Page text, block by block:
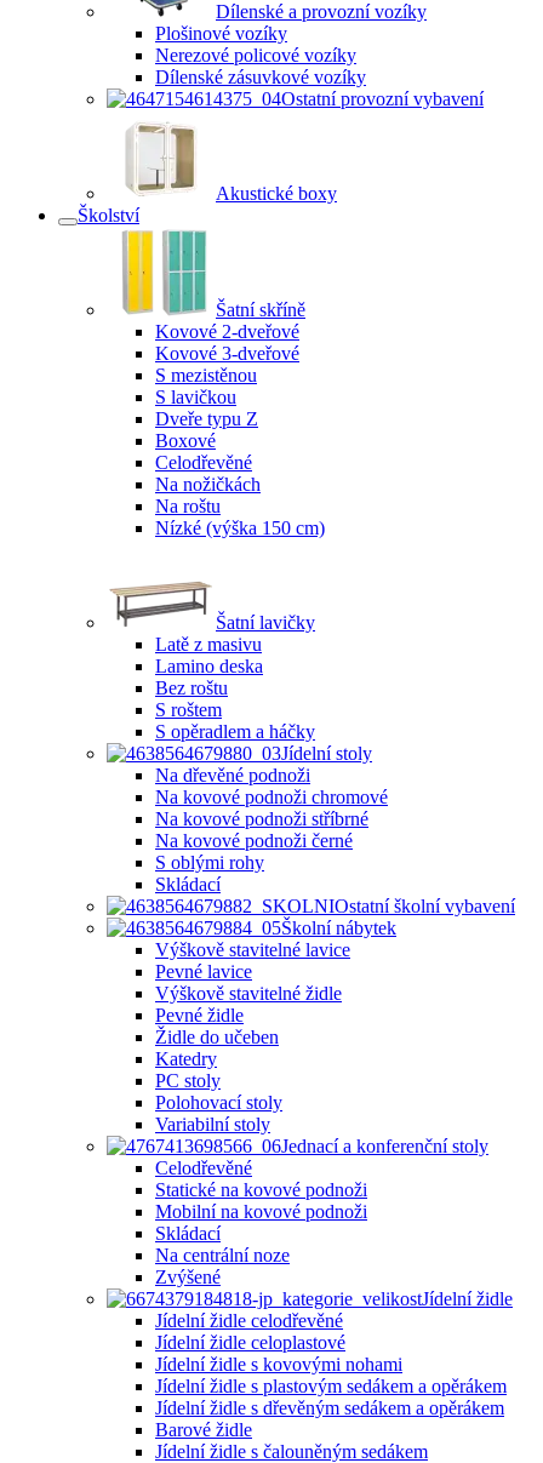
Dílenské a provozní vozíky
Plošinové vozíky
Nerezové policové vozíky
Dílenské zásuvkové vozíky
Ostatní provozní vybavení
Akustické boxy
Školství
Šatní skříně
Kovové 2-dveřové
Kovové 3-dveřové
S mezistěnou
S lavičkou
Dveře typu Z
Boxové
Celodřevěné
Na nožičkách
Na roštu
Nízké (výška 150 cm)
Šatní lavičky
Latě z masivu
Lamino deska
Bez roštu
S roštem
S opěradlem a háčky
Jídelní stoly
Na dřevěné podnoži
Na kovové podnoži chromové
Na kovové podnoži stříbrné
Na kovové podnoži černé
S oblými rohy
Skládací
Ostatní školní vybavení
Školní nábytek
Výškově stavitelné lavice
Pevné lavice
Výškově stavitelné židle
Pevné židle
Židle do učeben
Katedry
PC stoly
Polohovací stoly
Variabilní stoly
Jednací a konferenční stoly
Celodřevěné
Statické na kovové podnoži
Mobilní na kovové podnoži
Skládací
Na centrální noze
Zvýšené
Jídelní židle
Jídelní židle celodřevěné
Jídelní židle celoplastové
Jídelní židle s kovovými nohami
Jídelní židle s plastovým sedákem a opěrákem
Jídelní židle s dřevěným sedákem a opěrákem
Barové židle
Jídelní židle s čalouněným sedákem